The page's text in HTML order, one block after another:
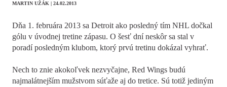
MARTIN UŽÁK | 24.02.2013
Dňa 1. februára 2013 sa Detroit ako posledný tím NHL dočkal
gólu v úvodnej tretine zápasu. O šesť dní neskôr sa stal v
poradí posledným klubom, ktorý prvú tretinu dokázal vyhrať.
Nech to znie akokoľvek nezvyčajne, Red Wings budú
najmalátnejším mužstvom súťaže aj do tretice. Sú totiž jediným